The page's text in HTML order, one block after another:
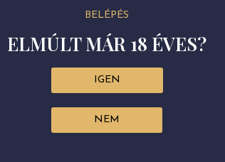
(47) 384-164
KÖVESSEN
BELÉPÉS
ELMÚLT MÁR 18 ÉVES?
IGEN
NEM